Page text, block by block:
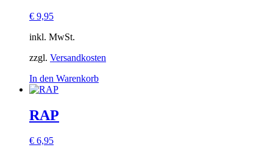
€ 9,95
inkl. MwSt.
zzgl. Versandkosten
In den Warenkorb
RAP
€ 6,95